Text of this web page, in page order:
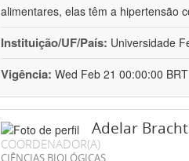
alimentares, elas têm a hipertensão
Instituição/UF/País: Universidade
Vigência: Wed Feb 21 00:00:00
Adelar Bracht
COORDENADOR(A)
CIÊNCIAS BIOLÓGICAS